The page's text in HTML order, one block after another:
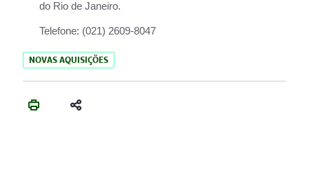
do Rio de Janeiro.
Telefone: (021) 2609-8047
NOVAS AQUISIÇÕES